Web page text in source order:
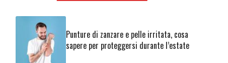
Punture di zanzare e pelle irritata, cosa
sapere per proteggersi durante l’estate